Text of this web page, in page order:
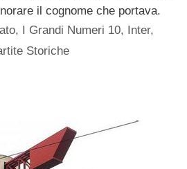
il cognome che portava.
, I Grandi Numeri 10, Inter,
Storiche